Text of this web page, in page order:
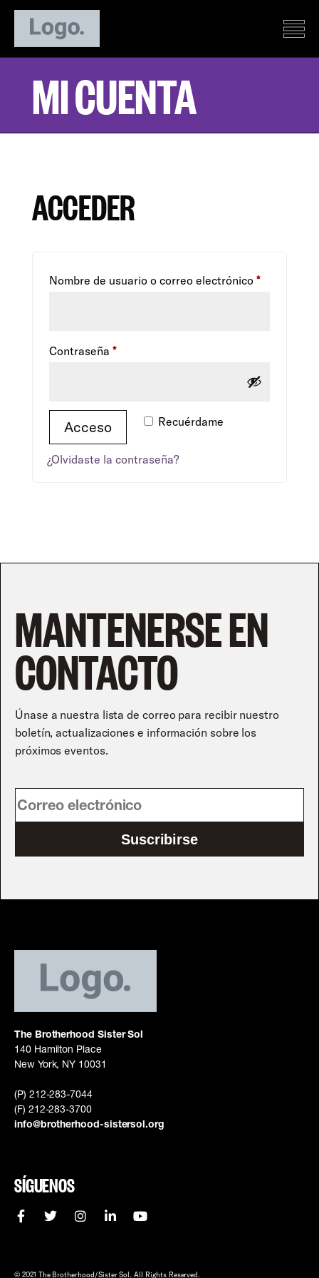
MI CUENTA
ACCEDER
Nombre de usuario o correo electrónico *
Contraseña *
Recuérdame
Acceso
¿Olvidaste la contraseña?
MANTENERSE EN
CONTACTO
Únase a nuestra lista de correo para recibir nuestro
boletín, actualizaciones e información sobre los
próximos eventos.
Suscribirse
The Brotherhood Sister Sol
140 Hamilton Place
New York, NY 10031
(P) 212-283-7044
(F) 212-283-3700
info@brotherhood-sistersol.org
SÍGUENOS
© 2021 The Brotherhood/Sister Sol. All Rights Reserved.